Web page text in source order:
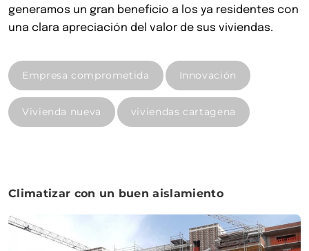
generamos un gran beneficio a los ya residentes con
una clara apreciación del valor de sus viviendas.
Empresa comprometida Innovación
Vivienda nueva viviendas cartagena
Climatizar con un buen aislamiento